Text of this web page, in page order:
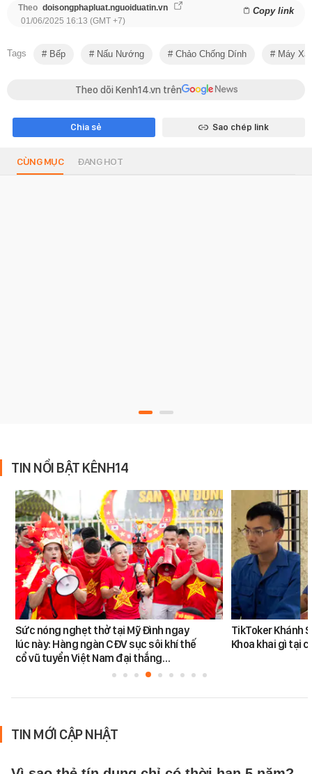
Theo doisongphapluat.nguoiduatin.vn Copy link
01/06/2025 16:13 (GMT +7)
Tags Bếp Nấu Nướng Chảo Chống Dính Máy
Theo dõi Kenh14.vn trên
Chia sẻ Sao chép link
CÙNG MỤC ĐANG HOT
TIN NỔI BẬT KÊNH14
Sức nóng nghẹt thở tại Mỹ Đình ngay
lúc này: Hàng ngàn CĐV sục sôi khí thế
cổ vũ tuyển Việt Nam đại thắng…
TikToker Khánh
Khoa khai gì tại
TIN MỚI CẬP NHẬT